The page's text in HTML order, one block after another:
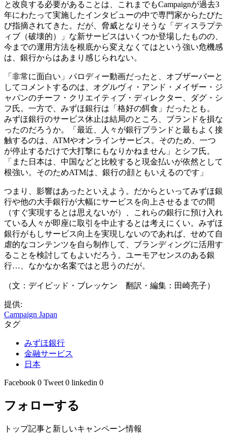
と改良する必要があることは、これまでもCampaignが過去3
年にわたって実施したインタビューの中で専門家からたびた
び指摘されてきた。だが、脅威となりそうな「ディスラプテ
ィブ（破壊的）」な新サービスはいくつか登場したものの、
今までの運用方法を根底から変えなくてはという強い危機感
は、銀行からはあまり感じられない。
「非常に面白い」パロディー動画だったと、オブザーバーと
してコメントするのは、オグルヴィ・アンド・メイザー・ジ
ャパンのチーフ・クリエイティブ・ディレクター、ダグ・シ
フ氏。一方で、みずほ銀行は「格好の餌食」だったとも。
みずほ銀行のサービス休止は結局のところ、ブランドを損な
ったのだろうか。「最近、人々が銀行ブランドと最もよく接
触するのは、ATMやオンラインサービス。そのため、一つ
が停止するだけで大打撃にもなりかねません」とシフ氏。
「また日本は、中国などと比較すると現金払いが依然として
根強い。そのためATMは、銀行の顔ともいえるのです」
つまり、影響はあったといえよう。だからといってみずほ銀
行や他の大手銀行が大幅にサービスを向上させるまでの間
（すぐ実現するとは思えないが）、これらの銀行に預け入れ
ている人々が即座に取引を中止するとは考えにくい。みずほ
銀行がもしサービス向上を実現しないのであれば、せめて自
虐的なコンテンツを自ら制作して、ブランディングに活用す
ることを検討してもよいだろう。ユーモアセンスのある銀
行…、なかなか名案ではと思うのだが。
（文：デイビッド・ブレッケン 翻訳・編集：田崎亮子）
提供:
Campaign Japan
タグ
みずほ銀行
金融サービス
日本
Facebook 0 Tweet 0 linkedin 0
フォローする
トップ記事と新しいキャンペーン情報